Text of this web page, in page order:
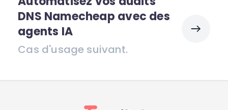
DNS Namecheap avec des
agents IA
Cas d'usage suivant.